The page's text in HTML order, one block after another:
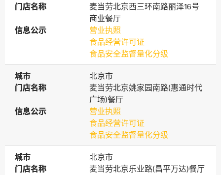
门店名称
门店名称
麦当劳北京西三环南路丽泽16号
商业餐厅
信息公示
信息公示
营业执照
食品经营许可证
食品安全监督量化分级
城市
城市
北京市
门店名称
门店名称
麦当劳北京姚家园南路(惠通时代
广场)餐厅
信息公示
信息公示
营业执照
食品经营许可证
食品安全监督量化分级
城市
城市
北京市
门店名称
门店名称
麦当劳北京乐业路(昌平万达)餐厅